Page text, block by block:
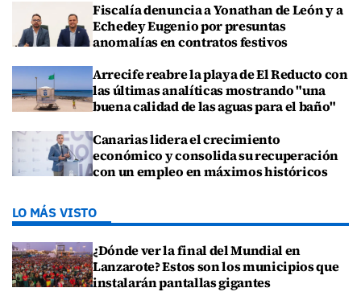
Fiscalía denuncia a Yonathan de León y a
Echedey Eugenio por presuntas
anomalías en contratos festivos
Arrecife reabre la playa de El Reducto con
las últimas analíticas mostrando "una
buena calidad de las aguas para el baño"
Canarias lidera el crecimiento
económico y consolida su recuperación
con un empleo en máximos históricos
LO MÁS VISTO
¿Dónde ver la final del Mundial en
Lanzarote? Estos son los municipios que
instalarán pantallas gigantes